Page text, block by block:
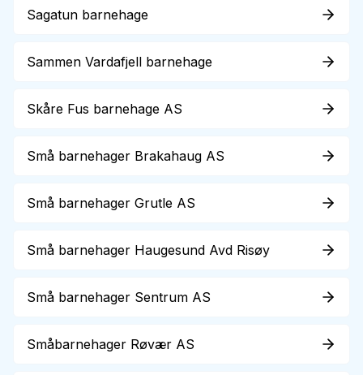
Sagatun barnehage
Sammen Vardafjell barnehage
Skåre Fus barnehage AS
Små barnehager Brakahaug AS
Små barnehager Grutle AS
Små barnehager Haugesund Avd Risøy
Små barnehager Sentrum AS
Småbarnehager Røvær AS